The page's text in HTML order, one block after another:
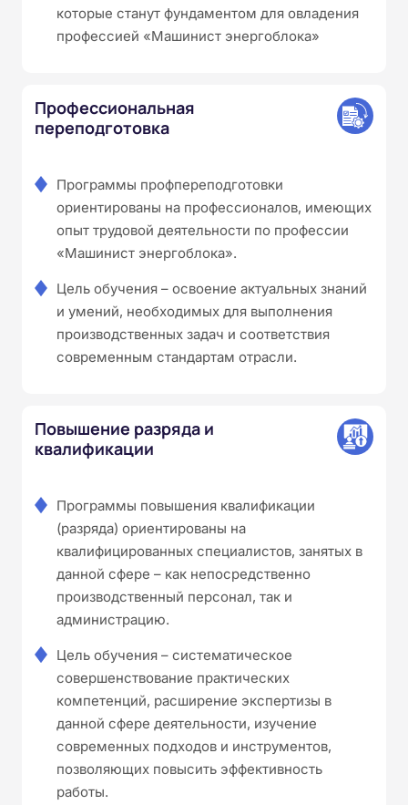
которые станут фундаментом для овладения
профессией «Машинист энергоблока»
Профессиональная
переподготовка
Программы профпереподготовки
ориентированы на профессионалов, имеющих
опыт трудовой деятельности по профессии
«Машинист энергоблока».
Цель обучения – освоение актуальных знаний
и умений, необходимых для выполнения
производственных задач и соответствия
современным стандартам отрасли.
Повышение разряда и
квалификации
Программы повышения квалификации
(разряда) ориентированы на
квалифицированных специалистов, занятых в
данной сфере – как непосредственно
производственный персонал, так и
администрацию.
Цель обучения – систематическое
совершенствование практических
компетенций, расширение экспертизы в
данной сфере деятельности, изучение
современных подходов и инструментов,
позволяющих повысить эффективность
работы.